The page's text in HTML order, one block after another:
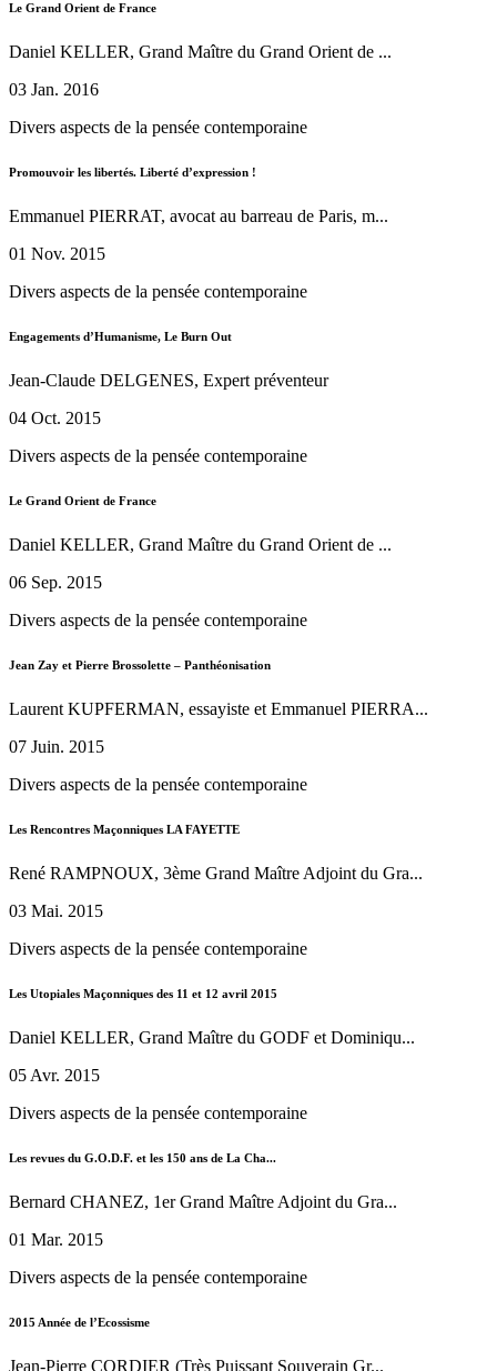
Le Grand Orient de France
Daniel KELLER, Grand Maître du Grand Orient de ...
03 Jan. 2016
Divers aspects de la pensée contemporaine
Promouvoir les libertés. Liberté d’expression !
Emmanuel PIERRAT, avocat au barreau de Paris, m...
01 Nov. 2015
Divers aspects de la pensée contemporaine
Engagements d’Humanisme, Le Burn Out
Jean-Claude DELGENES, Expert préventeur
04 Oct. 2015
Divers aspects de la pensée contemporaine
Le Grand Orient de France
Daniel KELLER, Grand Maître du Grand Orient de ...
06 Sep. 2015
Divers aspects de la pensée contemporaine
Jean Zay et Pierre Brossolette – Panthéonisation
Laurent KUPFERMAN, essayiste et Emmanuel PIERRA...
07 Juin. 2015
Divers aspects de la pensée contemporaine
Les Rencontres Maçonniques LA FAYETTE
René RAMPNOUX, 3ème Grand Maître Adjoint du Gra...
03 Mai. 2015
Divers aspects de la pensée contemporaine
Les Utopiales Maçonniques des 11 et 12 avril 2015
Daniel KELLER, Grand Maître du GODF et Dominiqu...
05 Avr. 2015
Divers aspects de la pensée contemporaine
Les revues du G.O.D.F. et les 150 ans de La Cha...
Bernard CHANEZ, 1er Grand Maître Adjoint du Gra...
01 Mar. 2015
Divers aspects de la pensée contemporaine
2015 Année de l’Ecossisme
Jean-Pierre CORDIER (Très Puissant Souverain Gr...